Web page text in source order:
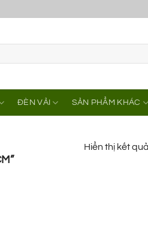
ĐÈN VẢI SẢN PHẨM KHÁC
Hiển thị kết